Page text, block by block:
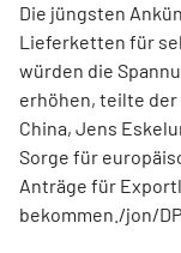
Die jüngsten
Lieferketten für
würden die
erhöhen, teilte der
China, Jens
Sorge für
Anträge für
bekommen./jon/